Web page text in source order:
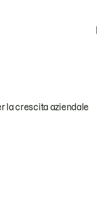
la crescita aziendale